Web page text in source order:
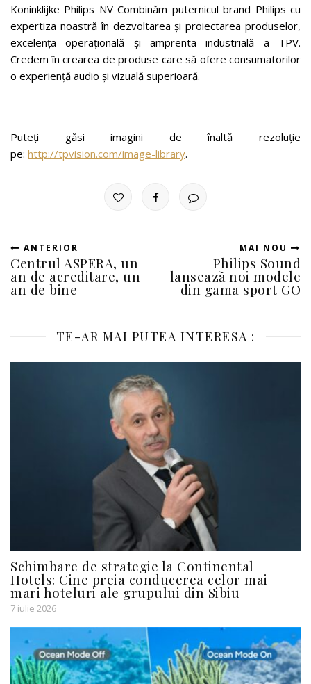
Koninklijke Philips NV Combinăm puternicul brand Philips cu
expertiza noastră în dezvoltarea și proiectarea produselor,
excelența operațională și amprenta industrială a TPV.
Credem în crearea de produse care să ofere consumatorilor
o experiență audio și vizuală superioară.
Puteți găsi imagini de înaltă rezoluție
pe: http://tpvision.com/image-library.
ANTERIOR
Centrul ASPERA, un
an de acreditare, un
an de bine
MAI NOU
Philips Sound
lansează noi modele
din gama sport GO
TE-AR MAI PUTEA INTERESA :
Schimbare de strategie la Continental
Hotels: Cine preia conducerea celor mai
mari hoteluri ale grupului din Sibiu
7 iulie 2026